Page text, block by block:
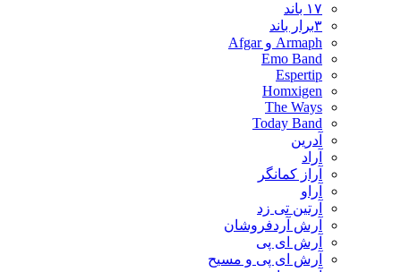
۱۷ باند
۳برار باند
Armaph و Afgar
Emo Band
Espertip
Homxigen
The Ways
Today Band
آدرین
آراد
آراز کمانگر
آراو
آرتین تی زد
آرش آردفروشان
آرش ای پی
آرش ای پی و مسیح